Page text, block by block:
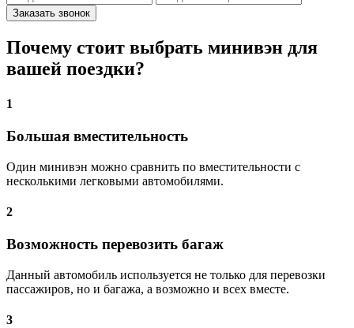
Заказать звонок
Почему стоит выбрать минивэн для
вашей поездки?
1
Большая вместительность
Один минивэн можно сравнить по вместительности с
несколькими легковыми автомобилями.
2
Возможность перевозить багаж
Данный автомобиль используется не только для перевозки
пассажиров, но и багажа, а возможно и всех вместе.
3